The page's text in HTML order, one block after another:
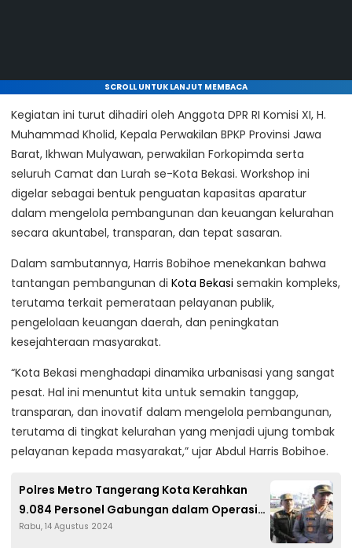
SCROLL UNTUK LANJUT MEMBACA
Kegiatan ini turut dihadiri oleh Anggota DPR RI Komisi XI, H.
Muhammad Kholid, Kepala Perwakilan BPKP Provinsi Jawa
Barat, Ikhwan Mulyawan, perwakilan Forkopimda serta
seluruh Camat dan Lurah se-Kota Bekasi. Workshop ini
digelar sebagai bentuk penguatan kapasitas aparatur
dalam mengelola pembangunan dan keuangan kelurahan
secara akuntabel, transparan, dan tepat sasaran.
Dalam sambutannya, Harris Bobihoe menekankan bahwa
tantangan pembangunan di Kota Bekasi semakin kompleks,
terutama terkait pemerataan pelayanan publik,
pengelolaan keuangan daerah, dan peningkatan
kesejahteraan masyarakat.
“Kota Bekasi menghadapi dinamika urbanisasi yang sangat
pesat. Hal ini menuntut kita untuk semakin tanggap,
transparan, dan inovatif dalam mengelola pembangunan,
terutama di tingkat kelurahan yang menjadi ujung tombak
pelayanan kepada masyarakat,” ujar Abdul Harris Bobihoe.
Polres Metro Tangerang Kota Kerahkan
9.084 Personel Gabungan dalam Operasi
Mantap Praja 2024
Rabu, 14 Agustus 2024